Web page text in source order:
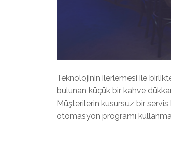
Teknolojinin ilerlemesi ile
bulunan küçük bir kahve
Müşterilerin kusursuz bir
otomasyon programı